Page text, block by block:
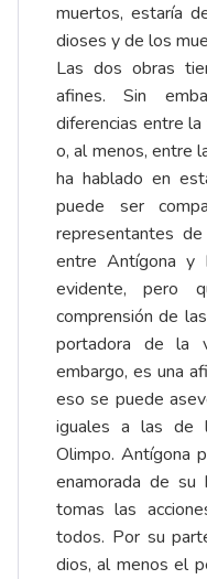
muertos, estaría
dioses y de los
Las dos obras
afines. Sin
diferencias entre
o, al menos, entre
ha hablado en
puede ser
representantes
entre Antígona y
evidente, pero
comprensión de
portadora de la
embargo, es una
eso se puede
iguales a las de
Olimpo. Antígona
enamorada de su
tomas las
todos. Por su
dios, al menos el